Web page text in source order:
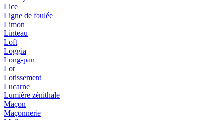
Lice
Ligne de foulée
Limon
Linteau
Loft
Loggia
Long-pan
Lot
Lotissement
Lucarne
Lumière zénithale
Maçon
Maçonnerie